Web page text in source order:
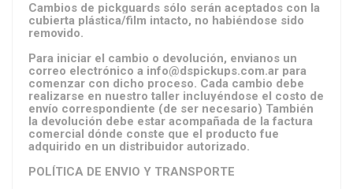
Cambios de pickguards sólo serán aceptados con la
cubierta plástica/film intacto, no habiéndose sido
removido.
Para iniciar el cambio o devolución, envianos un
correo electrónico a info@dspickups.com.ar para
comenzar con dicho proceso. Cada cambio debe
realizarse en nuestro taller incluyéndose el costo de
envío correspondiente (de ser necesario) También
la devolución debe estar acompañada de la factura
comercial dónde conste que el producto fue
adquirido en un distribuidor autorizado.
POLÍTICA DE ENVIO Y TRANSPORTE